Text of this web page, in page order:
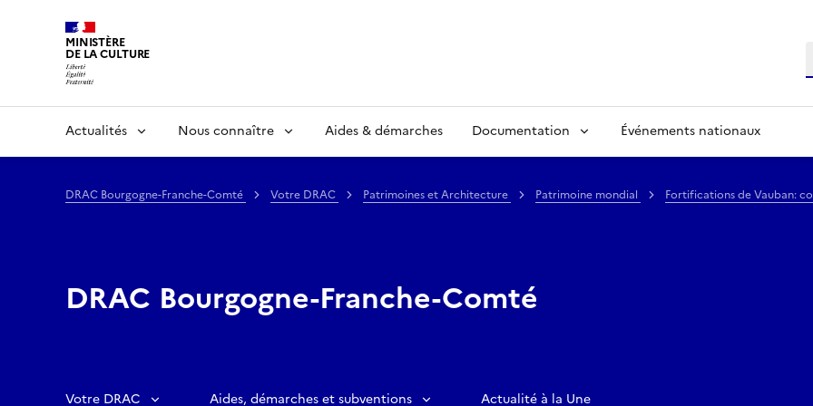
MINISTÈRE
DE LA CULTURE
Actualités Nous connaître Aides & démarches Documentation Événements nationaux
DRAC Bourgogne-Franche-Comté Votre DRAC Patrimoines et Architecture Patrimoine mondial Fortifications de Vauban:
DRAC Bourgogne-Franche-Comté
Votre DRAC Aides, démarches et subventions Actualité à la Une